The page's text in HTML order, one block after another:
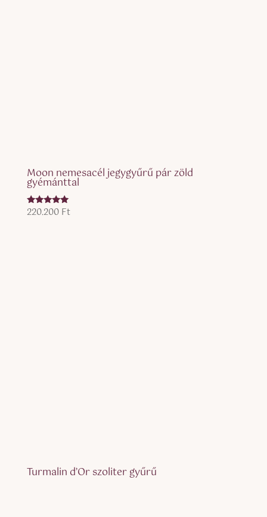
Moon nemesacél jegygyűrű pár zöld
gyémánttal
Értékelés:
220.200 Ft
Turmalin d’Or szoliter gyűrű